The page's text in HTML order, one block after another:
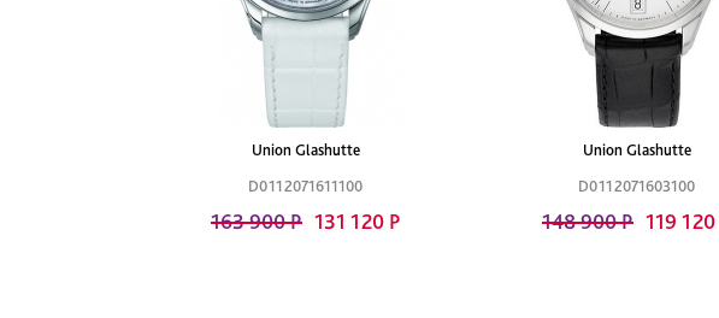
Union Glashutte
D0112071611100
163 900 Р 131 120 Р
Union Glashutte
D0112071603100
148 900 Р 119